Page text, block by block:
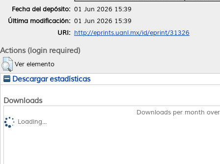
Fecha del depósito: 01 Jun 2026 15:39
Última modificación: 01 Jun 2026 15:39
URI: http://eprints.uanl.mx/id/eprint/31326
Actions (login required)
Ver elemento
Descargar estadísticas
Downloads
Downloads per month
Loading...